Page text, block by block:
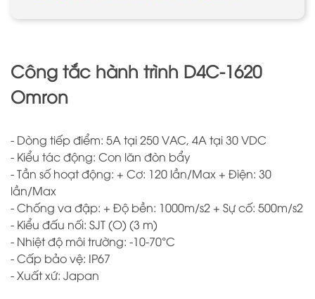
Công tắc hành trình D4C-1620
Omron
- Dòng tiếp điểm: 5A tại 250 VAC, 4A tại 30 VDC
- Kiểu tác động: Con lăn đòn bẩy
- Tần số hoạt động: + Cơ: 120 lần/Max + Điện: 30
lần/Max
- Chống va đập: + Độ bền: 1000m/s2 + Sự cố: 500m/s2
- Kiểu đấu nối: SJT (O) (3 m)
- Nhiệt độ môi trường: -10-70°C
- Cấp bảo vệ: IP67
- Xuất xứ: Japan